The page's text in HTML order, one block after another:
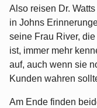
Also reisen Dr.
in Johns
seine Frau River,
ist, immer mehr
auf, auch wenn sie
Kunden wahren
Am Ende finden